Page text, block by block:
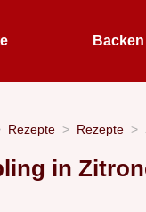
Backen
Rezepte Rezepte
in